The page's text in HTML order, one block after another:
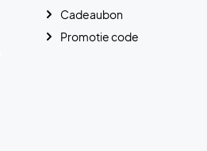
Cadeaubon
Promotie code